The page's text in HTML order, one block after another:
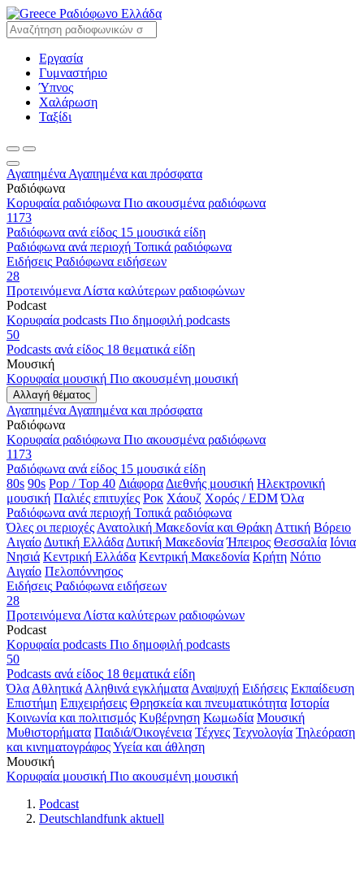
Ραδιόφωνο Ελλάδα
Εργασία
Γυμναστήριο
Ύπνος
Χαλάρωση
Ταξίδι
Αγαπημένα Αγαπημένα και πρόσφατα
Ραδιόφωνα
Κορυφαία ραδιόφωνα Πιο ακουσμένα ραδιόφωνα
1173
Ραδιόφωνα ανά είδος 15 μουσικά είδη
Ραδιόφωνα ανά περιοχή Τοπικά ραδιόφωνα
Ειδήσεις Ραδιόφωνα ειδήσεων
28
Προτεινόμενα Λίστα καλύτερων ραδιοφώνων
Podcast
Κορυφαία podcasts Πιο δημοφιλή podcasts
50
Podcasts ανά είδος 18 θεματικά είδη
Μουσική
Κορυφαία μουσική Πιο ακουσμένη μουσική
Αλλαγή θέματος
Αγαπημένα Αγαπημένα και πρόσφατα
Ραδιόφωνα
Κορυφαία ραδιόφωνα Πιο ακουσμένα ραδιόφωνα
1173
Ραδιόφωνα ανά είδος 15 μουσικά είδη
80s 90s Pop / Top 40 Διάφορα Διεθνής μουσική Ηλεκτρονική
μουσική Παλιές επιτυχίες Ροκ Χάουζ Χορός / EDM Όλα
Ραδιόφωνα ανά περιοχή Τοπικά ραδιόφωνα
Όλες οι περιοχές Ανατολική Μακεδονία και Θράκη Αττική Βόρειο
Αιγαίο Δυτική Ελλάδα Δυτική Μακεδονία Ήπειρος Θεσσαλία Ιόνια
Νησιά Κεντρική Ελλάδα Κεντρική Μακεδονία Κρήτη Νότιο
Αιγαίο Πελοπόννησος
Ειδήσεις Ραδιόφωνα ειδήσεων
28
Προτεινόμενα Λίστα καλύτερων ραδιοφώνων
Podcast
Κορυφαία podcasts Πιο δημοφιλή podcasts
50
Podcasts ανά είδος 18 θεματικά είδη
Όλα Αθλητικά Αληθινά εγκλήματα Αναψυχή Ειδήσεις Εκπαίδευση
Επιστήμη Επιχειρήσεις Θρησκεία και πνευματικότητα Ιστορία
Κοινωνία και πολιτισμός Κυβέρνηση Κωμωδία Μουσική
Μυθιστορήματα Παιδιά/Οικογένεια Τέχνες Τεχνολογία Τηλεόραση
και κινηματογράφοςΥγεία και άθληση
Μουσική
Κορυφαία μουσική Πιο ακουσμένη μουσική
Podcast
Deutschlandfunk aktuell